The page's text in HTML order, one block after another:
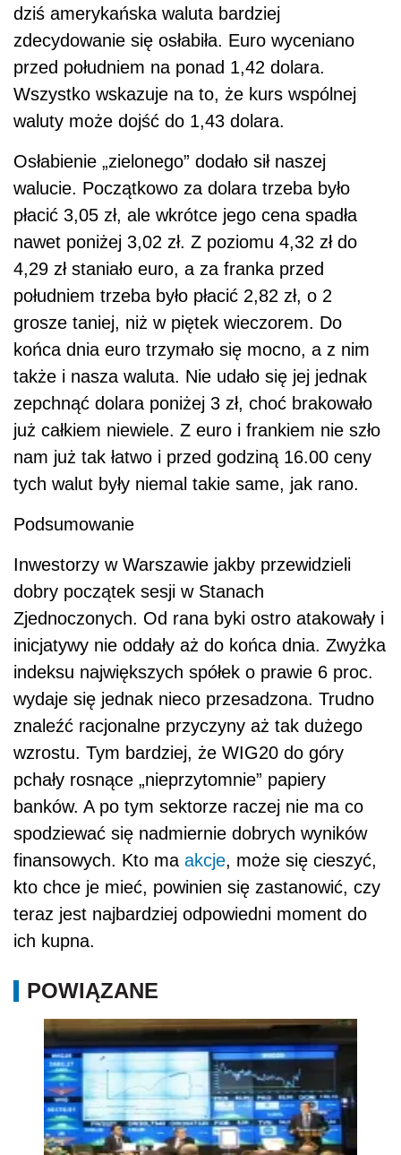
dziś amerykańska waluta bardziej
zdecydowanie się osłabiła. Euro wyceniano
przed południem na ponad 1,42 dolara.
Wszystko wskazuje na to, że kurs wspólnej
waluty może dojść do 1,43 dolara.
Osłabienie „zielonego” dodało sił naszej
walucie. Początkowo za dolara trzeba było
płacić 3,05 zł, ale wkrótce jego cena spadła
nawet poniżej 3,02 zł. Z poziomu 4,32 zł do
4,29 zł staniało euro, a za franka przed
południem trzeba było płacić 2,82 zł, o 2
grosze taniej, niż w piętek wieczorem. Do
końca dnia euro trzymało się mocno, a z nim
także i nasza waluta. Nie udało się jej jednak
zepchnąć dolara poniżej 3 zł, choć brakowało
już całkiem niewiele. Z euro i frankiem nie szło
nam już tak łatwo i przed godziną 16.00 ceny
tych walut były niemal takie same, jak rano.
Podsumowanie
Inwestorzy w Warszawie jakby przewidzieli
dobry początek sesji w Stanach
Zjednoczonych. Od rana byki ostro atakowały i
inicjatywy nie oddały aż do końca dnia. Zwyżka
indeksu największych spółek o prawie 6 proc.
wydaje się jednak nieco przesadzona. Trudno
znaleźć racjonalne przyczyny aż tak dużego
wzrostu. Tym bardziej, że WIG20 do góry
pchały rosnące „nieprzytomnie” papiery
banków. A po tym sektorze raczej nie ma co
spodziewać się nadmiernie dobrych wyników
finansowych. Kto ma akcje, może się cieszyć,
kto chce je mieć, powinien się zastanowić, czy
teraz jest najbardziej odpowiedni moment do
ich kupna.
POWIĄZANE